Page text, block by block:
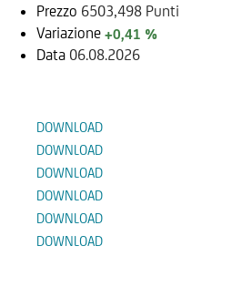
Prezzo 6503,498 Punti
Variazione +0,41 %
Data 06.08.2026
DOWNLOAD
DOWNLOAD
DOWNLOAD
DOWNLOAD
DOWNLOAD
DOWNLOAD